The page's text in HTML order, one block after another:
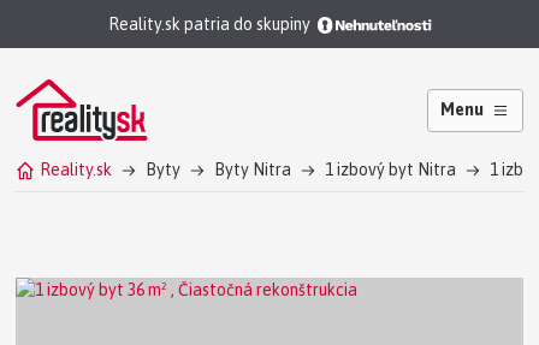
Reality.sk patria do skupiny
Menu
Reality.sk Byty Byty Nitra 1 izbový byt Nitra 1